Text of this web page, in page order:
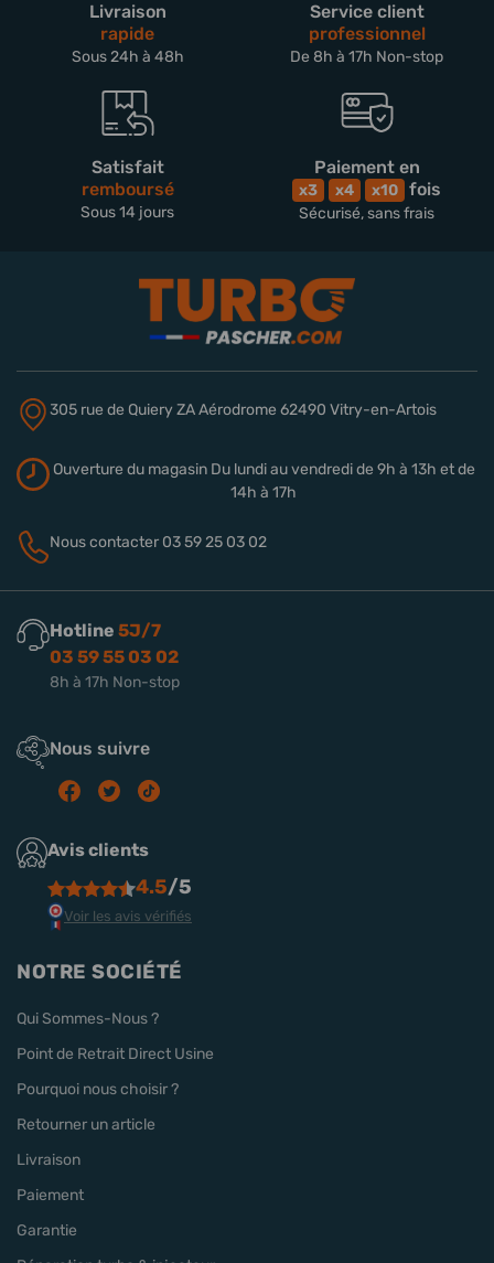
Livraison
rapide
Sous 24h à 48h
Service client
professionnel
De 8h à 17h Non-stop
Satisfait
remboursé
Sous 14 jours
Paiement en
x3 x4 x10 fois
Sécurisé, sans frais
305 rue de QuieryZA Aérodrome 62490 Vitry-en-Artois
Ouverture du magasinDu lundi au vendredi de 9h à 13h et de
14h à 17h
Nous contacter 03 59 25 03 02
Hotline 5J/7
03 59 55 03 02
8h à 17h Non-stop
Nous suivre
Avis clients
4.5/5
Voir les avis vérifiés
NOTRE SOCIÉTÉ
Qui Sommes-Nous ?
Point de Retrait Direct Usine
Pourquoi nous choisir ?
Retourner un article
Livraison
Paiement
Garantie